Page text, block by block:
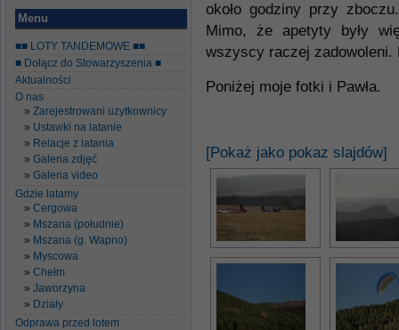
Menu
■■ LOTY TANDEMOWE ■■
■ Dołącz do Stowarzyszenia ■
Aktualności
O nas
Zarejestrowani użytkownicy
Ustawki na latanie
Relacje z latania
Galeria zdjęć
Galeria video
Gdzie latamy
Cergowa
Mszana (południe)
Mszana (g. Wapno)
Myscowa
Chełm
Jaworzyna
Działy
Odprawa przed lotem
około godziny przy
Mimo, że apetyty były
wszyscy raczej zadowoleni.
Poniżej moje fotki i Pawła.
[Pokaż jako pokaz slajdów]